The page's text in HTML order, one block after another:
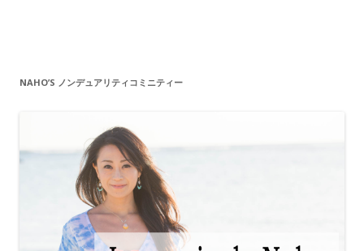
NAHO’S ノンデュアリティコミニティー